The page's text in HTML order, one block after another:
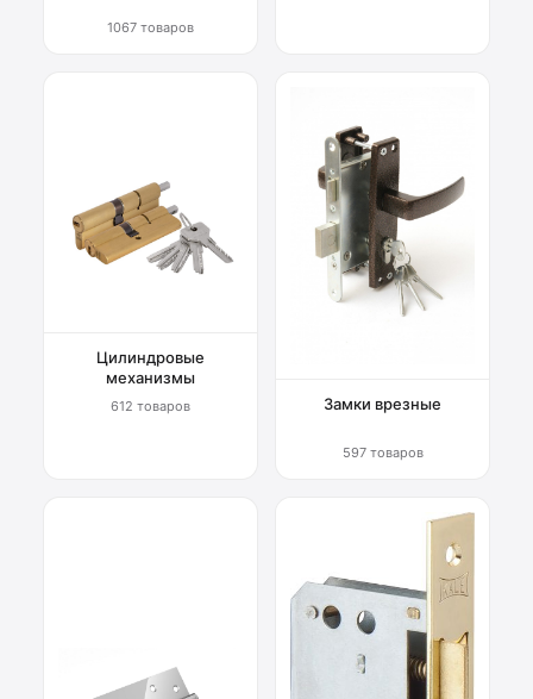
1067 товаров
Цилиндровые
механизмы
612 товаров Замки врезные
597 товаров